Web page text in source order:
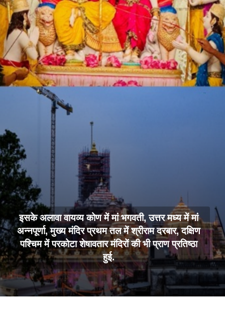
इसके अलावा वायव्य कोण में मां भगवती, उत्तर मध्य में मां
अन्नपूर्णा, मुख्य मंदिर प्रथम तल में श्रीराम दरबार, दक्षिण
पश्चिम में परकोटा शेषावतार मंदिरों की भी प्राण प्रतिष्ठा
हुई.